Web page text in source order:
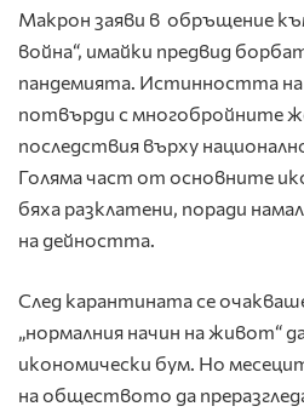
Макрон заяви в обръщение
война“, имайки предвид
пандемията. Истинността на
потвърди с многобройните
последствия върху
Голяма част от основните
бяха разклатени, поради
на дейността.
След карантината се
„нормалния начин на живот“
икономически бум. Но
на обществото да